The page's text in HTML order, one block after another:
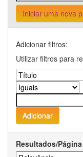
Iniciar uma nova
Adicionar filtros:
Utilizar filtros para
Resultados/Página